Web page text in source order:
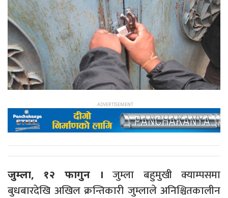
जुम्ला, १२ फागुन ।
जुम्ला बहुमुखी क्याम्पसमा
बुधबारदेखि अखिल क्रन्तिकारी जुम्लाले अनिश्चितकालीन